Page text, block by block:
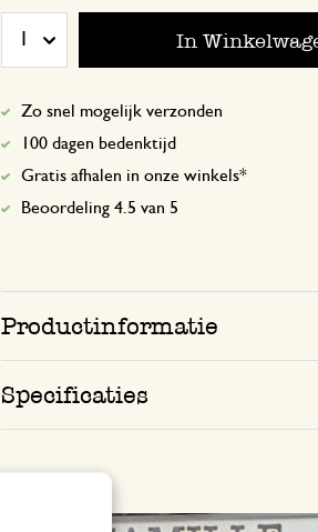
In
Zo snel mogelijk verzonden
100 dagen bedenktijd
Gratis afhalen in onze winkels*
Beoordeling 4.5 van 5
Productinformatie
Specificaties
Enkel een